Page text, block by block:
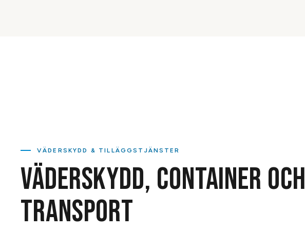
VÄDERSKYDD & TILLÄGGSTJÄNSTER
VÄDERSKYDD, CONTAINER OCH
TRANSPORT